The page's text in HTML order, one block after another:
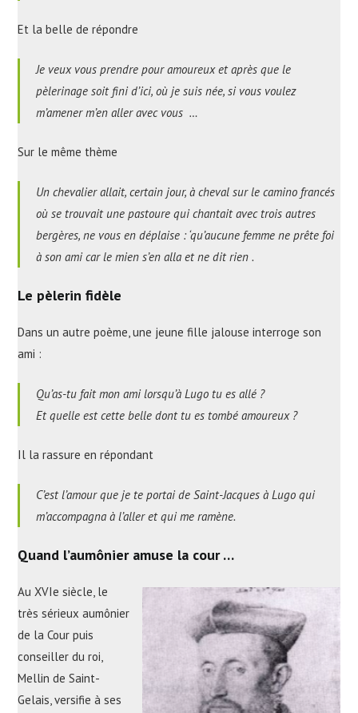
Et la belle de répondre
Je veux vous prendre pour amoureux et après que le
pèlerinage soit fini d’ici, où je suis née, si vous voulez
m’amener m’en aller avec vous …
Sur le même thème
Un chevalier allait, certain jour, à cheval sur lecamino francés
où se trouvait une pastoure qui chantait avec trois autres
bergères, ne vous en déplaise : ‘qu’aucune femme ne prête foi
à son ami car le mien s’en alla et ne dit rien .
Le pèlerin fidèle
Dans un autre poème, une jeune fille jalouse interroge son
ami :
Qu’as-tu fait mon ami lorsqu’à Lugo tu es allé ?
Et quelle est cette belle dont tu es tombé amoureux ?
Il la rassure en répondant
C’est l’amour que je te portai de Saint-Jacques à Lugo qui
m’accompagna à l’aller et qui me ramène.
Quand l’aumônier amuse la cour …
Au XVIe siècle, le
très sérieux aumônier
de la Cour puis
conseiller du roi,
Mellin de Saint-
Gelais, versifie à ses